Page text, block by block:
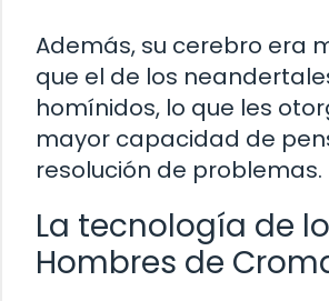
Además, su cerebro era
que el de los
homínidos, lo que les
mayor capacidad de
resolución de problemas.
La tecnología de
Hombres de